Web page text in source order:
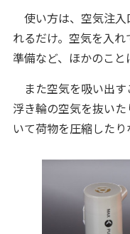
使い方は、空気注入
れるだけ。空気を入
準備など、ほかのこと
また空気を吸い出す
浮き輪の空気を抜い
いて荷物を圧縮したり